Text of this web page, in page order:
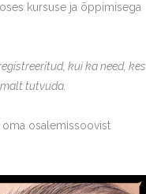
kursuse ja õppimisega
kui ka need, kes
tutvuda.
oma osalemissoovist